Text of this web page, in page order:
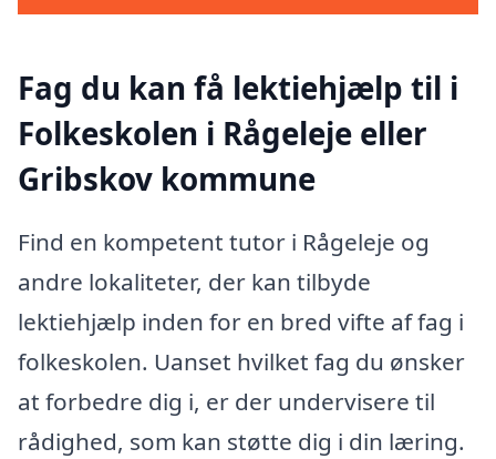
Fag du kan få lektiehjælp til i
Folkeskolen i Rågeleje eller
Gribskov kommune
Find en kompetent tutor i Rågeleje og
andre lokaliteter, der kan tilbyde
lektiehjælp inden for en bred vifte af fag i
folkeskolen. Uanset hvilket fag du ønsker
at forbedre dig i, er der undervisere til
rådighed, som kan støtte dig i din læring.